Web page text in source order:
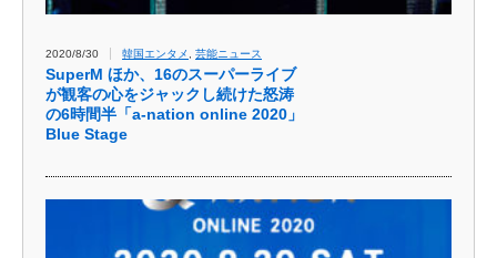
2020/8/30 韓国エンタメ 芸能ニュース
SuperM ほか、16のスーパーライブ
が観客の心をジャックし続けた怒涛
の6時間半「a-nation online 2020」
Blue Stage